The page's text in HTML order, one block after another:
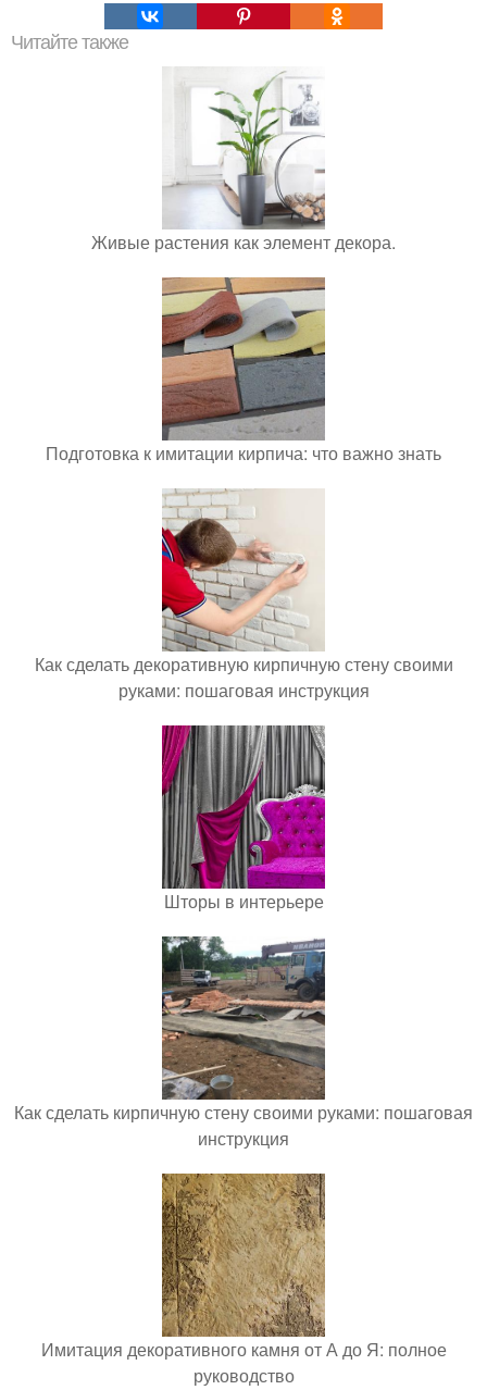
Читайте также
Живые растения как элемент декора.
Подготовка к имитации кирпича: что важно знать
Как сделать декоративную кирпичную стену своими
руками: пошаговая инструкция
Шторы в интерьере
Как сделать кирпичную стену своими руками: пошаговая
инструкция
Имитация декоративного камня от А до Я: полное
руководство